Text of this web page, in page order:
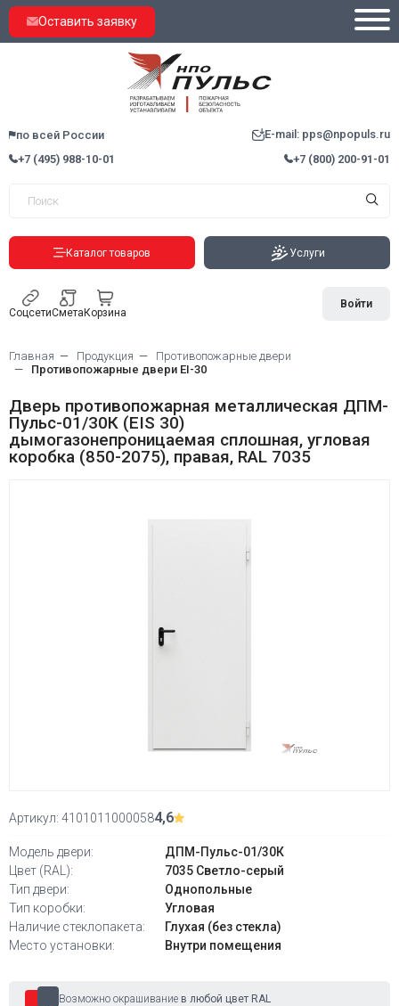
Оставить заявку
по всей России
E-mail: pps@npopuls.ru
+7 (495) 988-10-01
+7 (800) 200-91-01
Каталог товаров Услуги
СоцсетиСметаКорзина
Войти
Главная Продукция
Противопожарные двери
Противопожарные двери EI-30
Дверь противопожарная металлическая ДПМ-
Пульс-01/30К (EIS 30)
дымогазонепроницаемая сплошная, угловая
коробка (850-2075), правая, RAL 7035
Артикул: 41010110000584,6
Модель двери:
ДПМ-Пульс-01/30К
Цвет (RAL):
7035 Светло-серый
Тип двери:
Однопольные
Тип коробки:
Угловая
Наличие стеклопакета:
Глухая (без стекла)
Место установки:
Внутри помещения
Возможно окрашивание в любой цвет RAL